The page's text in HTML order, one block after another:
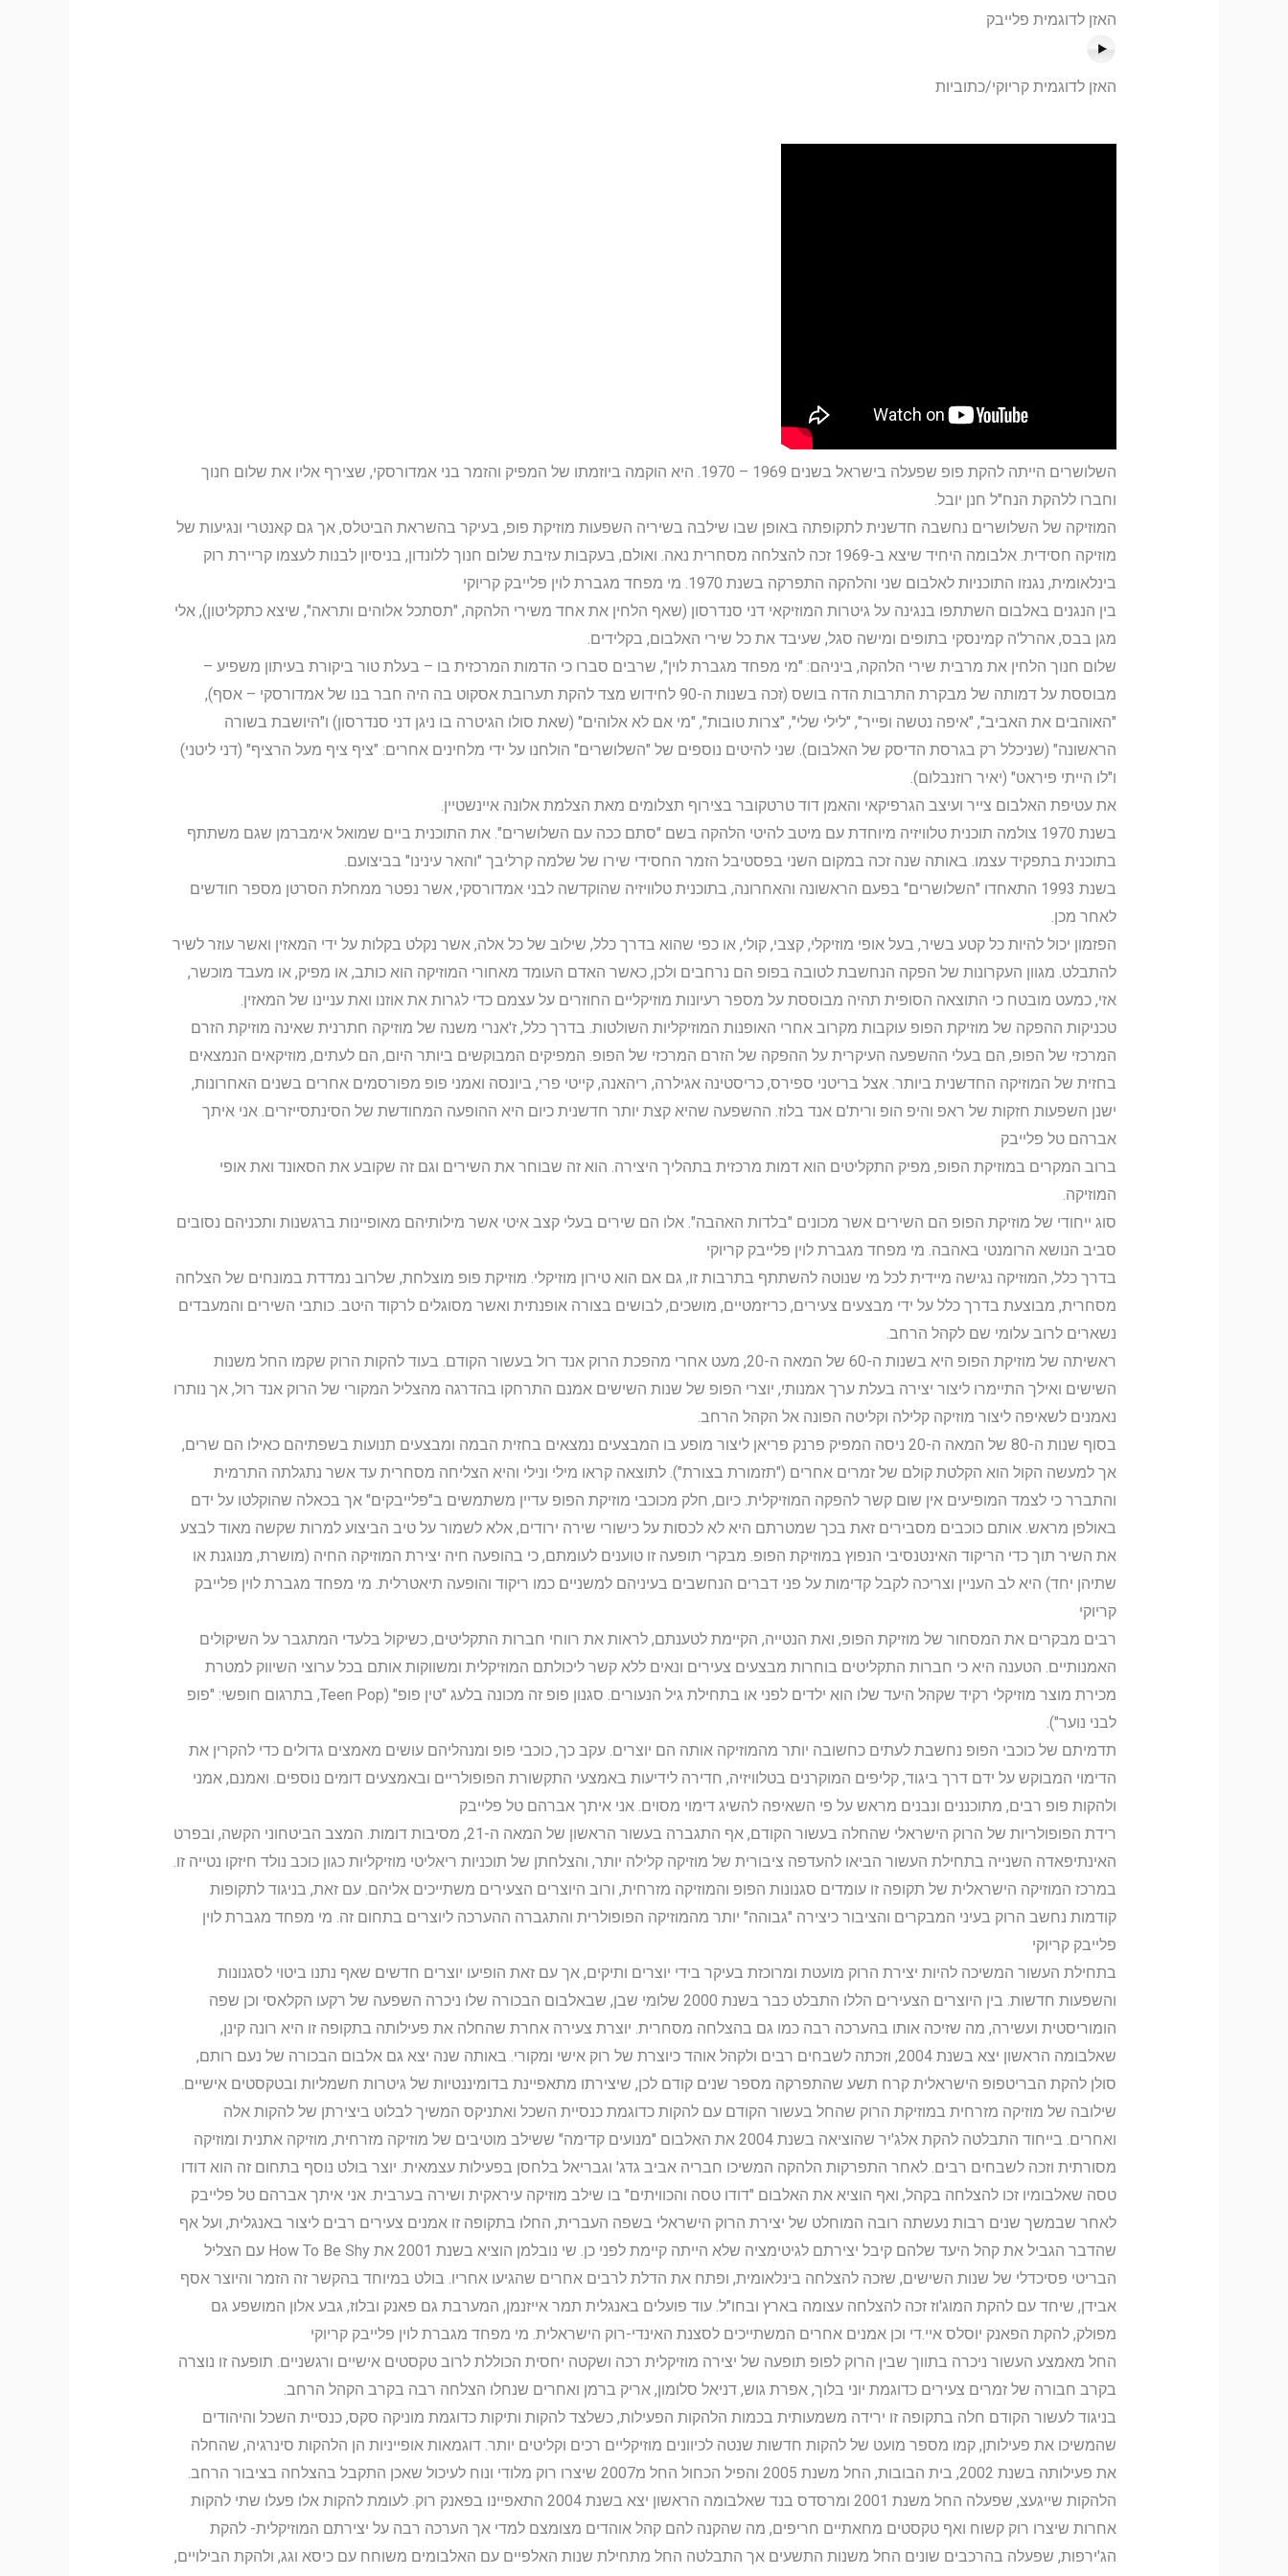
האזן לדוגמית פלייבק
האזן לדוגמית קריוקי/כתוביות
השלושרים הייתה להקת פופ שפעלה בישראל בשנים 1969 – 1970. היא הוקמה ביוזמתו של המפיק והזמר בני אמדורסקי, שצירף אליו את שלום חנוך
וחברו ללהקת הנח"ל חנן יובל.
המוזיקה של השלושרים נחשבה חדשנית לתקופתה באופן שבו שילבה בשיריה השפעות מוזיקת פופ, בעיקר בהשראת הביטלס, אך גם קאנטרי ונגיעות של
מוזיקה חסידית. אלבומה היחיד שיצא ב-1969 זכה להצלחה מסחרית נאה. ואולם, בעקבות עזיבת שלום חנוך ללונדון, בניסיון לבנות לעצמו קריירת רוק
בינלאומית, נגנזו התוכניות לאלבום שני והלהקה התפרקה בשנת 1970. מי מפחד מגברת לוין פלייבק קריוקי
בין הנגנים באלבום השתתפו בנגינה על גיטרות המוזיקאי דני סנדרסון (שאף הלחין את אחד משירי הלהקה, "תסתכל אלוהים ותראה", שיצא כתקליטון), אלי
מגן בבס, אהרל'ה קמינסקי בתופים ומישה סגל, שעיבד את כל שירי האלבום, בקלידים.
שלום חנוך הלחין את מרבית שירי הלהקה, ביניהם: "מי מפחד מגברת לוין", שרבים סברו כי הדמות המרכזית בו – בעלת טור ביקורת בעיתון משפיע –
מבוססת על דמותה של מבקרת התרבות הדה בושס (זכה בשנות ה-90 לחידוש מצד להקת תערובת אסקוט בה היה חבר בנו של אמדורסקי – אסף),
"האוהבים את האביב", "איפה נטשה ופייר", "לילי שלי", "צרות טובות", "מי אם לא אלוהים" (שאת סולו הגיטרה בו ניגן דני סנדרסון) ו"היושבת בשורה
הראשונה" (שניכלל רק בגרסת הדיסק של האלבום). שני להיטים נוספים של "השלושרים" הולחנו על ידי מלחינים אחרים: "ציף ציף מעל הרציף" (דני ליטני)
ו"לו הייתי פיראט" (יאיר רוזנבלום).
את עטיפת האלבום צייר ועיצב הגרפיקאי והאמן דוד טרטקובר בצירוף תצלומים מאת הצלמת אלונה איינשטיין.
בשנת 1970 צולמה תוכנית טלוויזיה מיוחדת עם מיטב להיטי הלהקה בשם "סתם ככה עם השלושרים". את התוכנית ביים שמואל אימברמן שגם משתתף
בתוכנית בתפקיד עצמו. באותה שנה זכה במקום השני בפסטיבל הזמר החסידי שירו של שלמה קרליבך "והאר עינינו" בביצועם.
בשנת 1993 התאחדו "השלושרים" בפעם הראשונה והאחרונה, בתוכנית טלוויזיה שהוקדשה לבני אמדורסקי, אשר נפטר ממחלת הסרטן מספר חודשים
לאחר מכן.
הפזמון יכול להיות כל קטע בשיר, בעל אופי מוזיקלי, קצבי, קולי, או כפי שהוא בדרך כלל, שילוב של כל אלה, אשר נקלט בקלות על ידי המאזין ואשר עוזר לשיר
להתבלט. מגוון העקרונות של הפקה הנחשבת לטובה בפופ הם נרחבים ולכן, כאשר האדם העומד מאחורי המוזיקה הוא כותב, או מפיק, או מעבד מוכשר,
אזי, כמעט מובטח כי התוצאה הסופית תהיה מבוססת על מספר רעיונות מוזיקליים החוזרים על עצמם כדי לגרות את אוזנו ואת עניינו של המאזין.
טכניקות ההפקה של מוזיקת הפופ עוקבות מקרוב אחרי האופנות המוזיקליות השולטות. בדרך כלל, ז'אנרי משנה של מוזיקה חתרנית שאינה מוזיקת הזרם
המרכזי של הפופ, הם בעלי ההשפעה העיקרית על ההפקה של הזרם המרכזי של הפופ. המפיקים המבוקשים ביותר היום, הם לעתים, מוזיקאים הנמצאים
בחזית של המוזיקה החדשנית ביותר. אצל בריטני ספירס, כריסטינה אגילרה, ריהאנה, קייטי פרי, ביונסה ואמני פופ מפורסמים אחרים בשנים האחרונות,
ישנן השפעות חזקות של ראפ והיפ הופ ורית'ם אנד בלוז. ההשפעה שהיא קצת יותר חדשנית כיום היא ההופעה המחודשת של הסינתסייזרים. אני איתך
אברהם טל פלייבק
ברוב המקרים במוזיקת הפופ, מפיק התקליטים הוא דמות מרכזית בתהליך היצירה. הוא זה שבוחר את השירים וגם זה שקובע את הסאונד ואת אופי
המוזיקה.
סוג ייחודי של מוזיקת הפופ הם השירים אשר מכונים "בלדות האהבה". אלו הם שירים בעלי קצב איטי אשר מילותיהם מאופיינות ברגשנות ותכניהם נסובים
סביב הנושא הרומנטי באהבה. מי מפחד מגברת לוין פלייבק קריוקי
בדרך כלל, המוזיקה נגישה מיידית לכל מי שנוטה להשתתף בתרבות זו, גם אם הוא טירון מוזיקלי. מוזיקת פופ מוצלחת, שלרוב נמדדת במונחים של הצלחה
מסחרית, מבוצעת בדרך כלל על ידי מבצעים צעירים, כריזמטיים, מושכים, לבושים בצורה אופנתית ואשר מסוגלים לרקוד היטב. כותבי השירים והמעבדים
נשארים לרוב עלומי שם לקהל הרחב.
ראשיתה של מוזיקת הפופ היא בשנות ה-60 של המאה ה-20, מעט אחרי מהפכת הרוק אנד רול בעשור הקודם. בעוד להקות הרוק שקמו החל משנות
השישים ואילך התיימרו ליצור יצירה בעלת ערך אמנותי, יוצרי הפופ של שנות השישים אמנם התרחקו בהדרגה מהצליל המקורי של הרוק אנד רול, אך נותרו
נאמנים לשאיפה ליצור מוזיקה קלילה וקליטה הפונה אל הקהל הרחב.
בסוף שנות ה-80 של המאה ה-20 ניסה המפיק פרנק פריאן ליצור מופע בו המבצעים נמצאים בחזית הבמה ומבצעים תנועות בשפתיהם כאילו הם שרים,
אך למעשה הקול הוא הקלטת קולם של זמרים אחרים ("תזמורת בצורת"). לתוצאה קראו מילי ונילי והיא הצליחה מסחרית עד אשר נתגלתה התרמית
והתברר כי לצמד המופיעים אין שום קשר להפקה המוזיקלית. כיום, חלק מכוכבי מוזיקת הפופ עדיין משתמשים ב"פלייבקים" אך בכאלה שהוקלטו על ידם
באולפן מראש. אותם כוכבים מסבירים זאת בכך שמטרתם היא לא לכסות על כישורי שירה ירודים, אלא לשמור על טיב הביצוע למרות שקשה מאוד לבצע
את השיר תוך כדי הריקוד האינטנסיבי הנפוץ במוזיקת הפופ. מבקרי תופעה זו טוענים לעומתם, כי בהופעה חיה יצירת המוזיקה החיה (מושרת, מנוגנת או
שתיהן יחד) היא לב העניין וצריכה לקבל קדימות על פני דברים הנחשבים בעיניהם למשניים כמו ריקוד והופעה תיאטרלית. מי מפחד מגברת לוין פלייבק
קריוקי
רבים מבקרים את המסחור של מוזיקת הפופ, ואת הנטייה, הקיימת לטענתם, לראות את רווחי חברות התקליטים, כשיקול בלעדי המתגבר על השיקולים
האמנותיים. הטענה היא כי חברות התקליטים בוחרות מבצעים צעירים ונאים ללא קשר ליכולתם המוזיקלית ומשווקות אותם בכל ערוצי השיווק למטרת
מכירת מוצר מוזיקלי רקיד שקהל היעד שלו הוא ילדים לפני או בתחילת גיל הנעורים. סגנון פופ זה מכונה בלעג "טין פופ" (Teen Pop, בתרגום חופשי: "פופ
לבני נוער").
תדמיתם של כוכבי הפופ נחשבת לעתים כחשובה יותר מהמוזיקה אותה הם יוצרים. עקב כך, כוכבי פופ ומנהליהם עושים מאמצים גדולים כדי להקרין את
הדימוי המבוקש על ידם דרך ביגוד, קליפים המוקרנים בטלוויזיה, חדירה לידיעות באמצעי התקשורת הפופולריים ובאמצעים דומים נוספים. ואמנם, אמני
ולהקות פופ רבים, מתוכננים ונבנים מראש על פי השאיפה להשיג דימוי מסוים. אני איתך אברהם טל פלייבק
רידת הפופולריות של הרוק הישראלי שהחלה בעשור הקודם, אף התגברה בעשור הראשון של המאה ה-21, מסיבות דומות. המצב הביטחוני הקשה, ובפרט
האינתיפאדה השנייה בתחילת העשור הביאו להעדפה ציבורית של מוזיקה קלילה יותר, והצלחתן של תוכניות ריאליטי מוזיקליות כגון כוכב נולד חיזקו נטייה זו.
במרכז המוזיקה הישראלית של תקופה זו עומדים סגנונות הפופ והמוזיקה מזרחית, ורוב היוצרים הצעירים משתייכים אליהם. עם זאת, בניגוד לתקופות
קודמות נחשב הרוק בעיני המבקרים והציבור כיצירה "גבוהה" יותר מהמוזיקה הפופולרית והתגברה ההערכה ליוצרים בתחום זה. מי מפחד מגברת לוין
פלייבק קריוקי
בתחילת העשור המשיכה להיות יצירת הרוק מועטת ומרוכזת בעיקר בידי יוצרים ותיקים, אך עם זאת הופיעו יוצרים חדשים שאף נתנו ביטוי לסגנונות
והשפעות חדשות. בין היוצרים הצעירים הללו התבלט כבר בשנת 2000 שלומי שבן, שבאלבום הבכורה שלו ניכרה השפעה של רקעו הקלאסי וכן שפה
הומוריסטית ועשירה, מה שזיכה אותו בהערכה רבה כמו גם בהצלחה מסחרית. יוצרת צעירה אחרת שהחלה את פעילותה בתקופה זו היא רונה קינן,
שאלבומה הראשון יצא בשנת 2004, וזכתה לשבחים רבים ולקהל אוהד כיוצרת של רוק אישי ומקורי. באותה שנה יצא גם אלבום הבכורה של נעם רותם,
סולן להקת הבריטפופ הישראלית קרח תשע שהתפרקה מספר שנים קודם לכן, שיצירתו מתאפיינת בדומיננטיות של גיטרות חשמליות ובטקסטים אישיים.
שילובה של מוזיקה מזרחית במוזיקת הרוק שהחל בעשור הקודם עם להקות כדוגמת כנסיית השכל ואתניקס המשיך לבלוט ביצירתן של להקות אלה
ואחרים. בייחוד התבלטה להקת אלג'יר שהוציאה בשנת 2004 את האלבום "מנועים קדימה" ששילב מוטיבים של מוזיקה מזרחית, מוזיקה אתנית ומוזיקה
מסורתית וזכה לשבחים רבים. לאחר התפרקות הלהקה המשיכו חבריה אביב גדג' וגבריאל בלחסן בפעילות עצמאית. יוצר בולט נוסף בתחום זה הוא דודו
טסה שאלבומיו זכו להצלחה בקהל, ואף הוציא את האלבום "דודו טסה והכוויתים" בו שילב מוזיקה עיראקית ושירה בערבית. אני איתך אברהם טל פלייבק
לאחר שבמשך שנים רבות נעשתה רובה המוחלט של יצירת הרוק הישראלי בשפה העברית, החלו בתקופה זו אמנים צעירים רבים ליצור באנגלית, ועל אף
שהדבר הגביל את קהל היעד שלהם קיבל יצירתם לגיטימציה שלא הייתה קיימת לפני כן. שי נובלמן הוציא בשנת 2001 את How To Be Shy עם הצליל
הבריטי פסיכדלי של שנות השישים, שזכה להצלחה בינלאומית, ופתח את הדלת לרבים אחרים שהגיעו אחריו. בולט במיוחד בהקשר זה הזמר והיוצר אסף
אבידן, שיחד עם להקת המוג'וז זכה להצלחה עצומה בארץ ובחו"ל. עוד פועלים באנגלית תמר אייזנמן, המערבת גם פאנק ובלוז, גבע אלון המושפע גם
מפולק, להקת הפאנק יוסלס איי.די וכן אמנים אחרים המשתייכים לסצנת האינדי-רוק הישראלית. מי מפחד מגברת לוין פלייבק קריוקי
החל מאמצע העשור ניכרה בתווך שבין הרוק לפופ תופעה של יצירה מוזיקלית רכה ושקטה יחסית הכוללת לרוב טקסטים אישיים ורגשניים. תופעה זו נוצרה
בקרב חבורה של זמרים צעירים כדוגמת יוני בלוך, אפרת גוש, דניאל סלומון, אריק ברמן ואחרים שנחלו הצלחה רבה בקרב הקהל הרחב.
בניגוד לעשור הקודם חלה בתקופה זו ירידה משמעותית בכמות הלהקות הפעילות, כשלצד להקות ותיקות כדוגמת מוניקה סקס, כנסיית השכל והיהודים
שהמשיכו את פעילותן, קמו מספר מועט של להקות חדשות שנטה לכיוונים מוזיקליים רכים וקליטים יותר. דוגמאות אופייניות הן הלהקות סינרגיה, שהחלה
את פעילותה בשנת 2002, בית הבובות, החל משנת 2005 והפיל הכחול החל מ2007 שיצרו רוק מלודי ונוח לעיכול שאכן התקבל בהצלחה בציבור הרחב.
הלהקות שייגעצ, שפעלה החל משנת 2001 ומרסדס בנד שאלבומה הראשון יצא בשנת 2004 התאפיינו בפאנק רוק. לעומת להקות אלו פעלו שתי להקות
אחרות שיצרו רוק קשוח ואף טקסטים מחאתיים חריפים, מה שהקנה להם קהל אוהדים מצומצם למדי אך הערכה רבה על יצירתם המוזיקלית- להקת
הג'ירפות, שפעלה בהרכבים שונים החל משנות התשעים אך התבלטה החל מתחילת שנות האלפיים עם האלבומים משוחח עם כיסא וגג, ולהקת הבילויים,